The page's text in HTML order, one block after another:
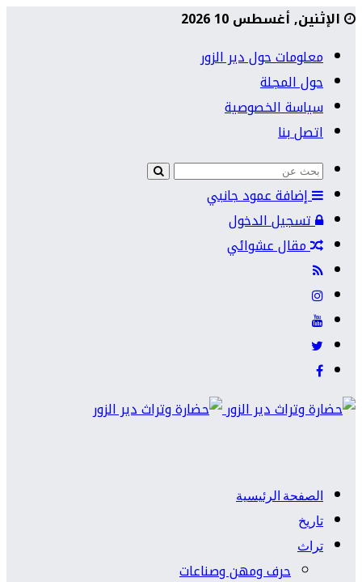
الإثنين, أغسطس 10 2026
معلومات حول دير الزور
حول المجلة
سياسة الخصوصية
اتصل بنا
إضافة عمود جانبي
تسجيل الدخول
مقال عشوائي
الصفحة الرئيسية
تاريخ
تراث
حرف ومهن وصناعات